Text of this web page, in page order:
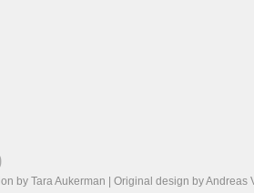
by Tara Aukerman | Original design byAndreas